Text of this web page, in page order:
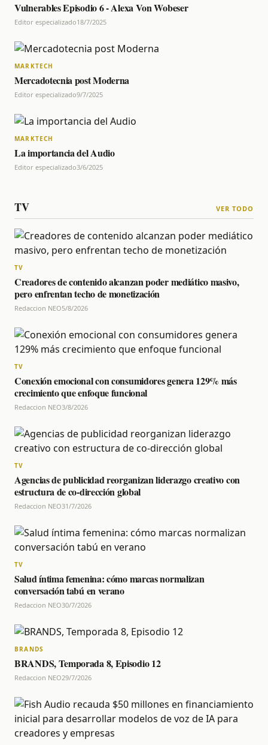
Vulnerables Episodio 6 - Alexa Von Wobeser
Editor especializado18/7/2025
MARKTECH
Mercadotecnia post Moderna
Editor especializado9/7/2025
MARKTECH
La importancia del Audio
Editor especializado3/6/2025
TV VER TODO
TV
Creadores de contenido alcanzan poder mediático masivo,
pero enfrentan techo de monetización
Redaccion NEO5/8/2026
TV
Conexión emocional con consumidores genera 129% más
crecimiento que enfoque funcional
Redaccion NEO3/8/2026
TV
Agencias de publicidad reorganizan liderazgo creativo con
estructura de co-dirección global
Redaccion NEO31/7/2026
TV
Salud íntima femenina: cómo marcas normalizan
conversación tabú en verano
Redaccion NEO30/7/2026
BRANDS
BRANDS, Temporada 8, Episodio 12
Redaccion NEO29/7/2026